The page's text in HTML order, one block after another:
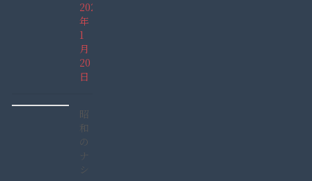
2022
年
1
月
20
日
昭
和
の
ナ
シ